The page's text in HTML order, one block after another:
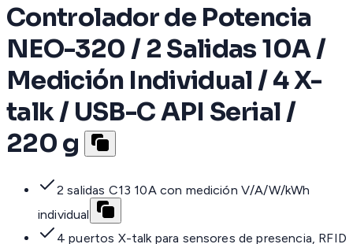
Controlador de Potencia
NEO-320 / 2 Salidas 10A /
Medición Individual / 4 X-
talk / USB-C API Serial /
220 g
2 salidas C13 10A con medición V/A/W/kWh
individual
4 puertos X-talk para sensores de presencia, RFID